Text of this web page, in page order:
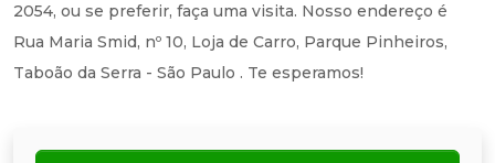
2054, ou se preferir, faça uma visita. Nosso endereço é
Rua Maria Smid, nº 10, Loja de Carro, Parque Pinheiros,
Taboão da Serra - São Paulo . Te esperamos!